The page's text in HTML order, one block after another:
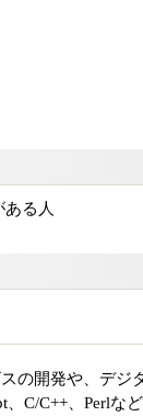
る人
の開発や、デジ
C/C++、Perlな